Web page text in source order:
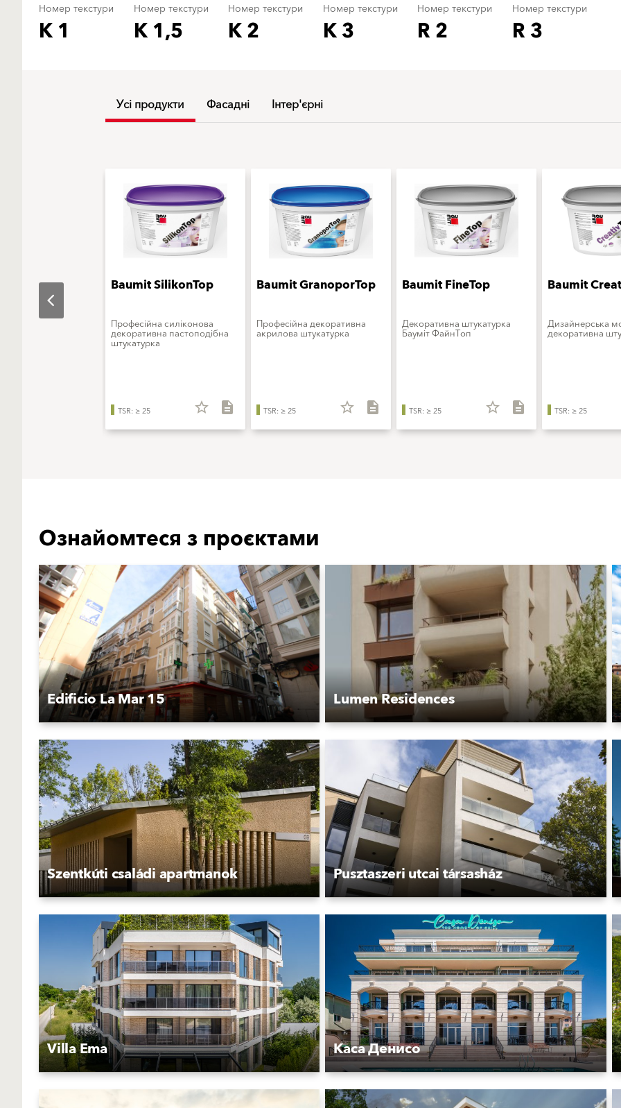
Номер текстури
K 1
Номер текстури
K 1,5
Номер текстури
K 2
Номер текстури
K 3
Номер текстури
R 2
Номер текстури
R 3
Усі продукти Фасадні Інтер'єрні
StarTop Baumit SilikonTop
Професійна силіконова
декоративна пастоподібна
штукатурка
TSR: ≥ 25 star_border description
Baumit GranoporTop
Професійна декоративна
акрилова штукатурка
TSR: ≥ 25 star_border description
Baumit FineTop
Декоративна штукатурка
Бауміт ФайнТоп
TSR: ≥ 25 star_border description
Baumit
Дизайнерська
декоративна
TSR: ≥ 25
Ознайомтеся з проєктами
Edificio La Mar 15 Lumen Residences
Szentkúti családi apartmanok Pusztaszeri utcai társasház
Villa Ema Каса Денисо